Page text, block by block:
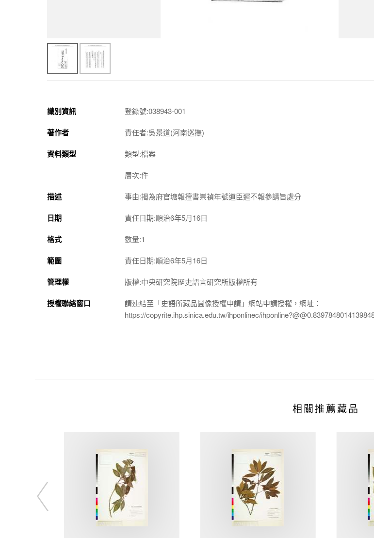
識別資訊 登錄號:038943-001
著作者 責任者:吳景道(河南巡撫)
資料類型 類型:檔案
層次:件
描述 事由:揭為府官塘報擅書崇禎年號道臣遲不報參請旨處分
日期 責任日期:順治6年5月16日
格式 數量:1
範圍 責任日期:順治6年5月16日
管理權 版權:中央研究院歷史語言研究所版權所有
授權聯絡窗口
請連結至「史語所藏品圖像授權申請」網站申請授權，網址：
https://copyrite.ihp.sinica.edu.tw/ihponlinec/
相關推薦藏品